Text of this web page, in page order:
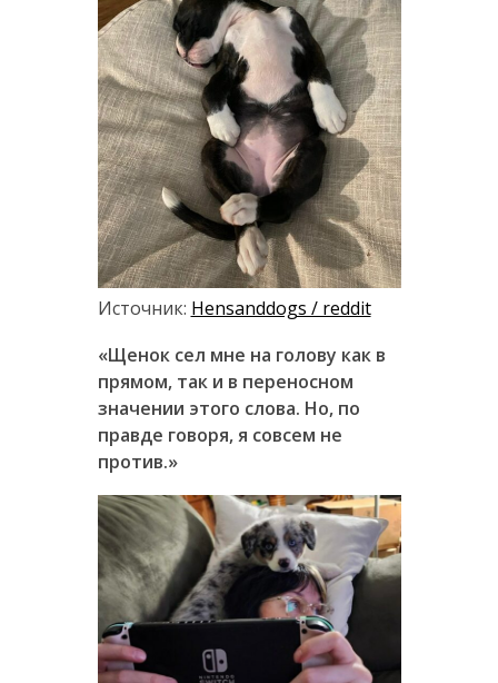
Источник: Hensanddogs / reddit
«Щенок сел мне на голову как в
прямом, так и в переносном
значении этого слова. Но, по
правде говоря, я совсем не
против.»